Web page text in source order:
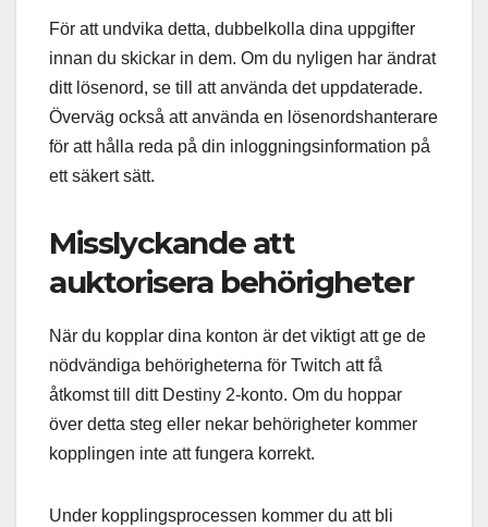
För att undvika detta, dubbelkolla dina uppgifter
innan du skickar in dem. Om du nyligen har ändrat
ditt lösenord, se till att använda det uppdaterade.
Överväg också att använda en lösenordshanterare
för att hålla reda på din inloggningsinformation på
ett säkert sätt.
Misslyckande att
auktorisera behörigheter
När du kopplar dina konton är det viktigt att ge de
nödvändiga behörigheterna för Twitch att få
åtkomst till ditt Destiny 2-konto. Om du hoppar
över detta steg eller nekar behörigheter kommer
kopplingen inte att fungera korrekt.
Under kopplingsprocessen kommer du att bli